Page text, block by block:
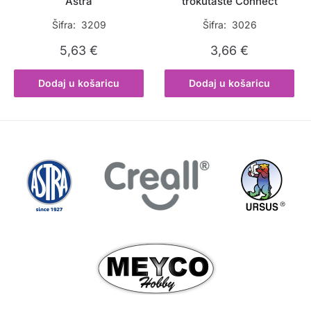
Šifra: 3209
5,63€
Dodaj u košaricu
Šifra: 3026
3,66€
Dodaj u košaricu